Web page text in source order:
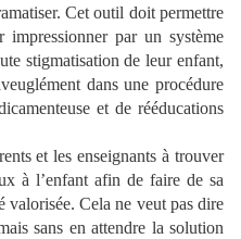
Cet outil doit permettre
impressionner par un système
stigmatisation de leur enfant,
dans une procédure
et de rééducations
et les enseignants à trouver
à l’enfant afin de faire de sa
valorisée. Cela ne veut pas dire
sans en attendre la solution